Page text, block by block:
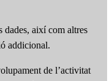
així com altres
addicional.
de l’activitat